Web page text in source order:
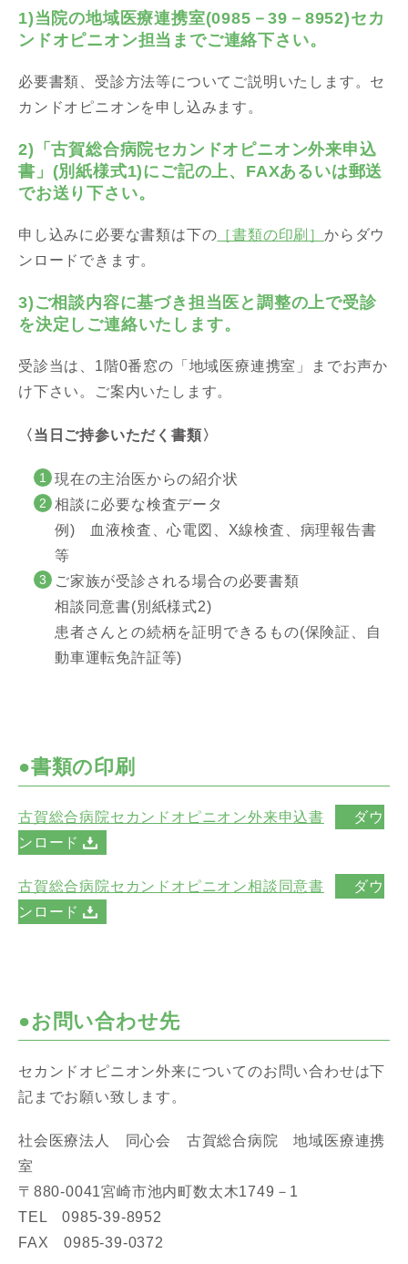
1)当院の地域医療連携室(0985－39－8952)セカ
ンドオピニオン担当までご連絡下さい。
必要書類、受診方法等についてご説明いたします。セ
カンドオピニオンを申し込みます。
2)「古賀総合病院セカンドオピニオン外来申込
書」(別紙様式1)にご記の上、FAXあるいは郵送
でお送り下さい。
申し込みに必要な書類は下の ［書類の印刷］からダウ
ンロードできます。
3)ご相談内容に基づき担当医と調整の上で受診
を決定しご連絡いたします。
受診当は、1階0番窓の「地域医療連携室」までお声か
け下さい。ご案内いたします。
〈当日ご持参いただく書類〉
現在の主治医からの紹介状
相談に必要な検査データ
例) 血液検査、心電図、X線検査、病理報告書
等
ご家族が受診される場合の必要書類
相談同意書(別紙様式2)
患者さんとの続柄を証明できるもの(保険証、自
動車運転免許証等)
●書類の印刷
古賀総合病院セカンドオピニオン外来申込書
ダウ
ンロード
古賀総合病院セカンドオピニオン相談同意書
ダウ
ンロード
●お問い合わせ先
セカンドオピニオン外来についてのお問い合わせは下
記までお願い致します。
社会医療法人 同心会 古賀総合病院 地域医療連携
室
〒880-0041宮崎市池内町数太木1749－1
TEL 0985-39-8952
FAX 0985-39-0372